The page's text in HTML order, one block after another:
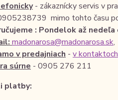
- zákaznícky servis v
mimo tohto času
: Pondelok až
madonarosa@madonarosa.sk,
v predajniach - v kontaktoch
súrne - 0905 276 211
platby: